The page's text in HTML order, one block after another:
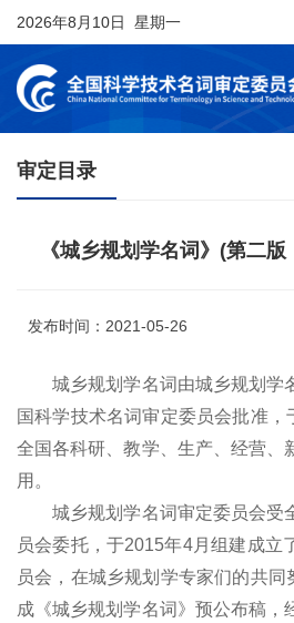
2026年8月10日 星期一
审定目录
《城乡规划学名词》(第二版
发布时间：2021-05-26
城乡规划学名词由城乡规划学
国科学技术名词审定委员会批准，
全国各科研、教学、生产、经营、
用。
城乡规划学名词审定委员会受
员会委托，于2015年4月组建成立
员会，在城乡规划学专家们的共同
成《城乡规划学名词》预公布稿，